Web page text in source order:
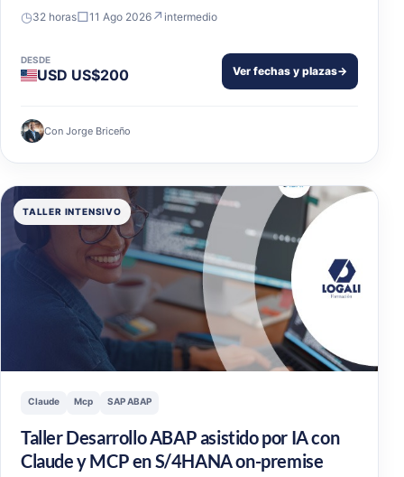
◷32 horas□11 Ago 2026 ↗ intermedio
DESDE
USD US$200 Ver fechas y plazas→
Con Jorge Briceño
TALLER INTENSIVO
Claude Mcp SAP ABAP
Taller Desarrollo ABAP asistido por IA con
Claude y MCP en S/4HANA on-premise